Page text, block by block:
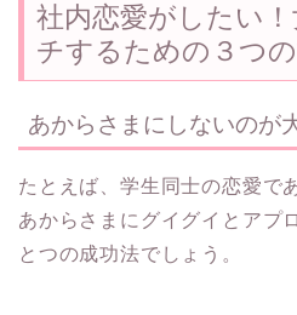
社内恋愛がしたい
チするための３つ
あからさまにしないのが
たとえば、学生同士の恋愛で
あからさまにグイグイとアプ
とつの成功法でしょう。